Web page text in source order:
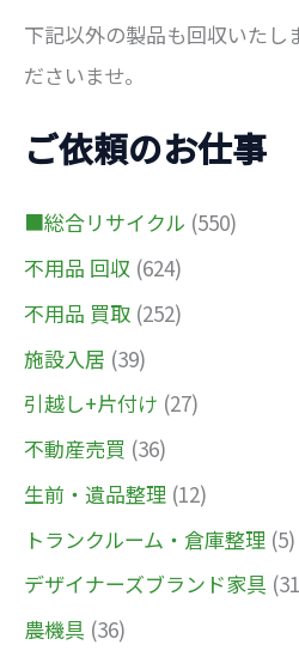
下記以外の製品も回収いたし
ださいませ。
ご依頼のお仕事
■総合リサイクル (550)
不用品 回収 (624)
不用品 買取 (252)
施設入居 (39)
引越し+片付け (27)
不動産売買 (36)
生前・遺品整理 (12)
トランクルーム・倉庫整理 (5)
デザイナーズブランド家具
農機具 (36)